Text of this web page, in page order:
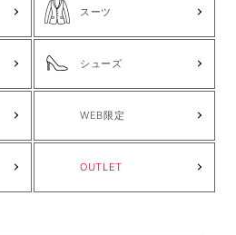
スーツ
シューズ
WEB限定
OUTLET